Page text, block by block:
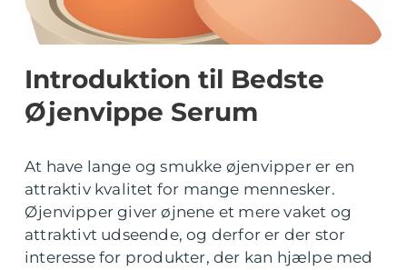
Introduktion til Bedste
Øjenvippe Serum
At have lange og smukke øjenvipper er en
attraktiv kvalitet for mange mennesker.
Øjenvipper giver øjnene et mere vaket og
attraktivt udseende, og derfor er der stor
interesse for produkter, der kan hjælpe med